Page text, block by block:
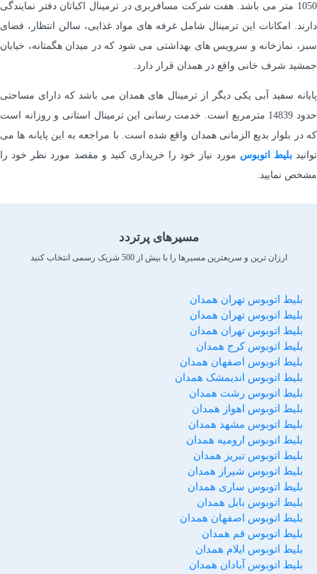
1050 متر می باشد. هفت شرکت مسافربری در ترمینال اکباتان دفتر نمایندگی
دارند. امکانات این ترمینال شامل غرفه های مواد غذایی، سالن انتظار، فضای
سبز، نمازخانه و سرویس های بهداشتی می شود که در میدان هگمتانه، خیابان
جمشید شرف خانی واقع در همدان قرار دارد.
پایانه سفید آبی یکی دیگر از ترمینال های همدان می باشد که دارای مساحتی
حدود 14839 مترمربع است. خدمت رسانی این ترمینال استانی و روزانه است
که در بلوار بدیع الزمانی همدان واقع شده است. با مراجعه به این پایانه ها می
توانیدبلیط اتوبوس مورد نیاز خود را خریداری کنید و مقصد مورد نظر خود را
مشخص نمایید.
مسیرهای پرتردد
ارزان ترین و سریعترین مسیرها را با بیش از 500 شریک رسمی انتخاب کنید
بلیط اتوبوس تهران همدان
بلیط اتوبوس تهران همدان
بلیط اتوبوس تهران همدان
بلیط اتوبوس کرج همدان
بلیط اتوبوس اصفهان همدان
بلیط اتوبوس اندیمشک همدان
بلیط اتوبوس رشت همدان
بلیط اتوبوس اهواز همدان
بلیط اتوبوس مشهد همدان
بلیط اتوبوس ارومیه همدان
بلیط اتوبوس تبریز همدان
بلیط اتوبوس شیراز همدان
بلیط اتوبوس ساری همدان
بلیط اتوبوس بابل همدان
بلیط اتوبوس اصفهان همدان
بلیط اتوبوس قم همدان
بلیط اتوبوس ایلام همدان
بلیط اتوبوس آبادان همدان